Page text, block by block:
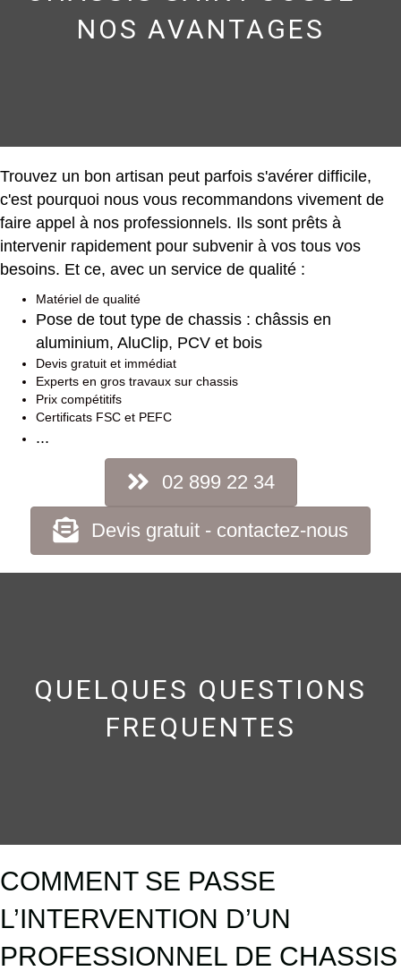
NOS AVANTAGES
Trouvez un bon artisan peut parfois s'avérer difficile,
c'est pourquoi nous vous recommandons vivement de
faire appel à nos professionnels. Ils sont prêts à
intervenir rapidement pour subvenir à vos tous vos
besoins. Et ce, avec un service de qualité :
Matériel de qualité
Pose de tout type de chassis : châssis en
aluminium, AluClip, PCV et bois
Devis gratuit et immédiat
Experts en gros travaux sur chassis
Prix compétitifs
Certificats FSC et PEFC
...
02 899 22 34
Devis gratuit - contactez-nous
QUELQUES QUESTIONS
FREQUENTES
COMMENT SE PASSE
L’INTERVENTION D’UN
PROFESSIONNEL DE CHASSIS